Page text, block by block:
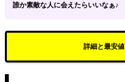
誰か素敵な人に会えたらいいなぁ♪
詳細と最安値